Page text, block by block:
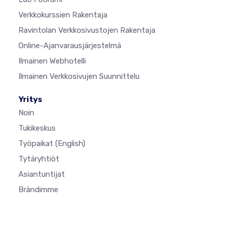
Verkkokurssien Rakentaja
Ravintolan Verkkosivustojen Rakentaja
Online-Ajanvarausjärjestelmä
Ilmainen Webhotelli
Ilmainen Verkkosivujen Suunnittelu
Yritys
Noin
Tukikeskus
Työpaikat (English)
Tytäryhtiöt
Asiantuntijat
Brändimme